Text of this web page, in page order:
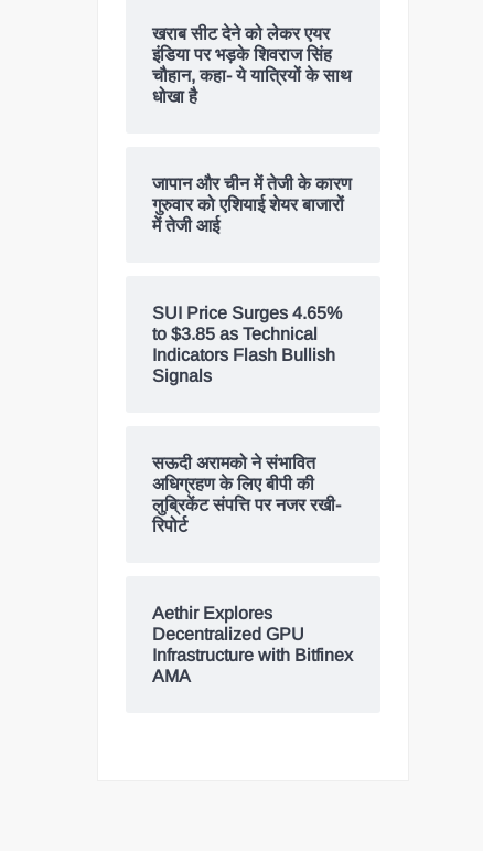
खराब सीट देने को लेकर एयर
इंडिया पर भड़के शिवराज सिंह
चौहान, कहा- ये यात्रियों के साथ
धोखा है
जापान और चीन में तेजी के कारण
गुरुवार को एशियाई शेयर बाजारों
में तेजी आई
SUI Price Surges 4.65%
to $3.85 as Technical
Indicators Flash Bullish
Signals
सऊदी अरामको ने संभावित
अधिग्रहण के लिए बीपी की
लुब्रिकेंट संपत्ति पर नजर रखी-
रिपोर्ट
Aethir Explores
Decentralized GPU
Infrastructure with Bitfinex
AMA